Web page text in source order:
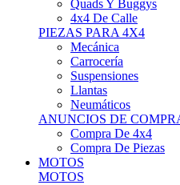
PIEZAS PARA 4X4
Mecánica
Carrocería
Suspensiones
Llantas
Neumáticos
ANUNCIOS DE COMPRA
Compra De 4x4
Compra De Piezas
MOTOS
MOTOS
Motos De Circuito